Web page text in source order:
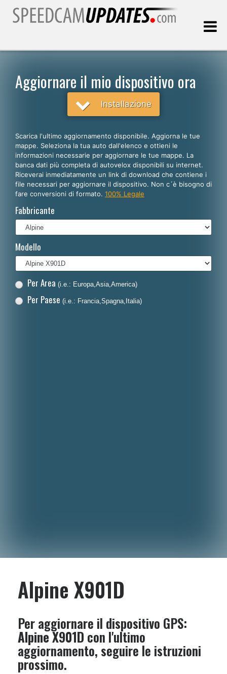
Italiano
English
Español
Deutsch
Polski
Dansk
Aggiornare il mio dispositivo ora
Installazione
Scarica l'ultimo aggiornamento disponibile. Aggiorna le tue
mappe. Seleziona la tua auto dall'elenco e ottieni le
informazioni necessarie per aggiornare le tue mappe. La
banca dati più completa di autovelox disponibili su internet.
Riceverai inmediatamente un link di download che contiene i
file necessari per aggiornare il dispositivo. Non c´è bisogno di
fare conversioni di formato. 100% Legale
Fabbricante
Modello
Per Area (i.e.: Europa,Asia,America)
Per Paese (i.e.: Francia,Spagna,Italia)
Alpine X901D
Per aggiornare il dispositivo GPS:
Alpine X901D con l'ultimo
aggiornamento, seguire le istruzioni
prossimo.